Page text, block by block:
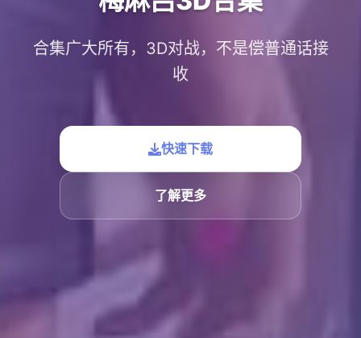
合集广大所有，3D对战，不是偿普通话接
收
快速下载
了解更多